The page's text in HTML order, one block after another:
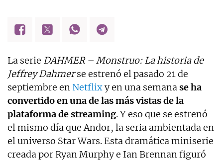
La serie DAHMER – Monstruo: La historia de
Jeffrey Dahmerse estrenó el pasado 21 de
septiembre en Netflixy en una semanase ha
convertido en una de las más vistas de la
plataforma de streaming. Y eso que se estrenó
el mismo día que Andor, la seria ambientada en
el universo Star Wars. Esta dramática miniserie
creada por Ryan Murphy e Ian Brennan figuró